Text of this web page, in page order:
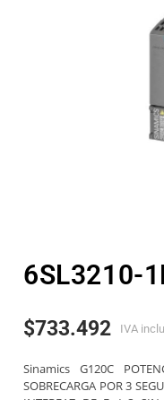
6SL3210-
$733.492 IVA
Sinamics G120C
SOBRECARGA POR 3